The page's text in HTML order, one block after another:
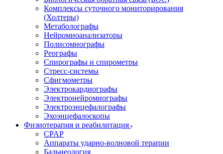
Комплексы суточного мониторирования
(Холтеры)
Метаболографы
Нейромиоанализаторы
Полисомнографы
Реографы
Спирографы и спирометры
Стресс-системы
Сфигмометры
Электрокардиографы
Электронейромиографы
Электроэнцефалографы
Эхоэнцефалоскопы
Физиотерапия и реабилитация
CPAP
Аппараты ударно-волновой терапии
Бальнеология